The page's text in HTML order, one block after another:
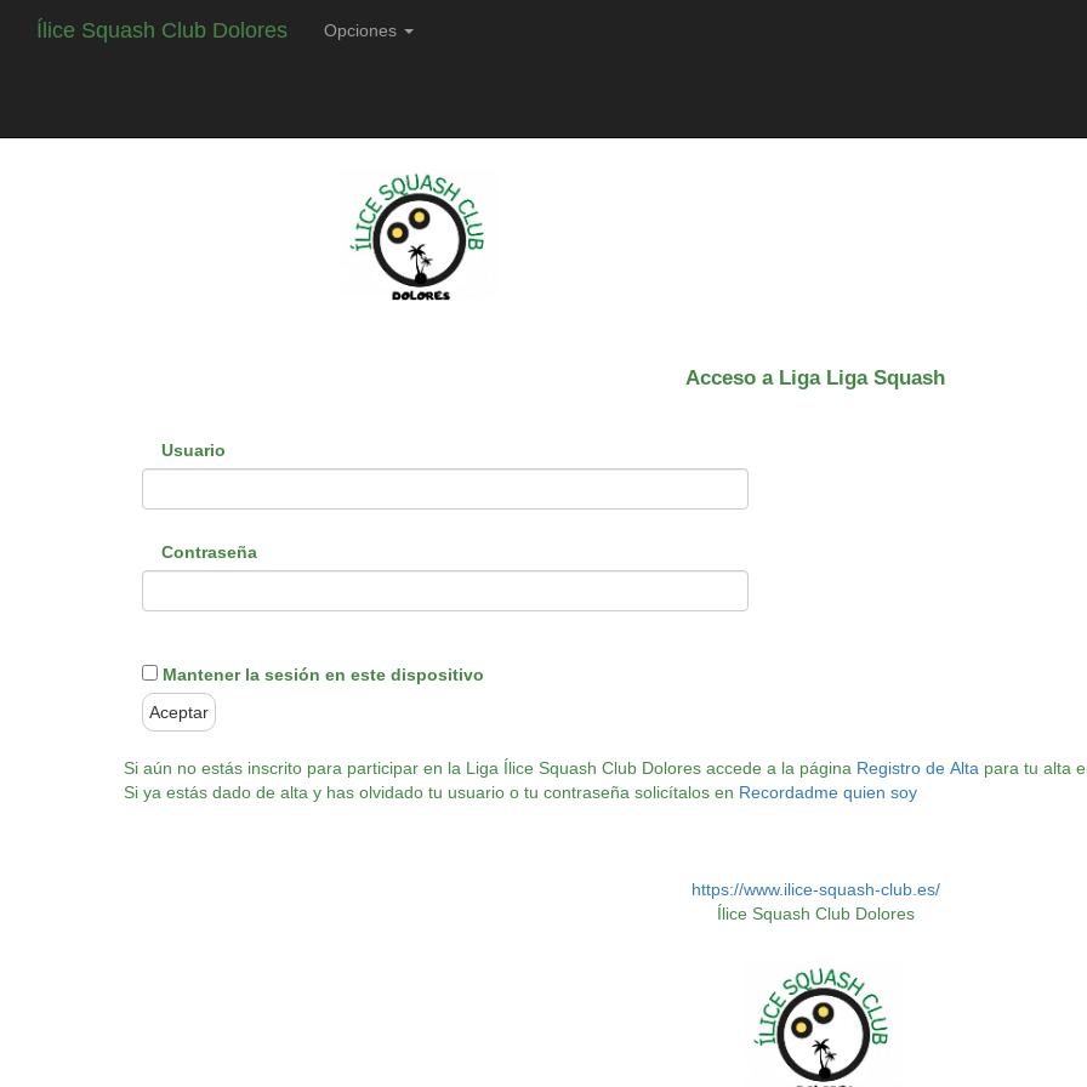
Ílice Squash Club Dolores Opciones
Acceso a Liga Liga Squash
Usuario
Contraseña
Mantener la sesión en este dispositivo
Si aún no estás inscrito para participar en la Liga Ílice Squash Club Dolores accede a la página Registro de Alta para tu alta
Si ya estás dado de alta y has olvidado tu usuario o tu contraseña solicítalos en Recordadme quien soy
https://www.ilice-squash-club.es/
Ílice Squash Club Dolores